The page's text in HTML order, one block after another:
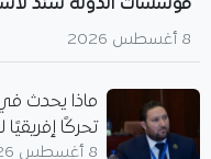
مؤسسات الدولة سندٌ
8 أغسطس 2026
ماذا يحدث في
تحركًا
8 أغسطس 2026